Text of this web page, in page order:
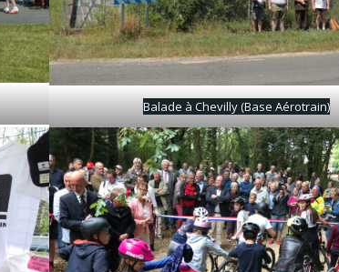
Balade à Chevilly (Base Aérotrain)